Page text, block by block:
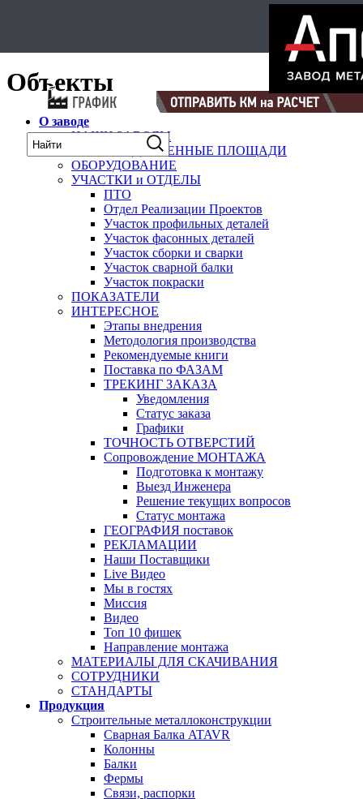
Объекты
О заводе
НАШИ ЗАВОДЫ
ПРОИЗВОДСТВЕННЫЕ ПЛОЩАДИ
ОБОРУДОВАНИЕ
УЧАСТКИ и ОТДЕЛЫ
ПТО
Отдел Реализации Проектов
Участок профильных деталей
Участок фасонных деталей
Участок сборки и сварки
Участок сварной балки
Участок покраски
ПОКАЗАТЕЛИ
ИНТЕРЕСНОЕ
Этапы внедрения
Методология производства
Рекомендуемые книги
Поставка по ФАЗАМ
ТРЕКИНГ ЗАКАЗА
Уведомления
Статус заказа
Графики
ТОЧНОСТЬ ОТВЕРСТИЙ
Сопровождение МОНТАЖА
Подготовка к монтажу
Выезд Инженера
Решение текущих вопросов
Статус монтажа
ГЕОГРАФИЯ поставок
РЕКЛАМАЦИИ
Наши Поставщики
Live Видео
Мы в гостях
Миссия
Видео
Топ 10 фишек
Направление монтажа
МАТЕРИАЛЫ ДЛЯ СКАЧИВАНИЯ
СОТРУДНИКИ
СТАНДАРТЫ
Продукция
Строительные металлоконструкции
Сварная Балка ATAVR
Колонны
Балки
Фермы
Связи, распорки